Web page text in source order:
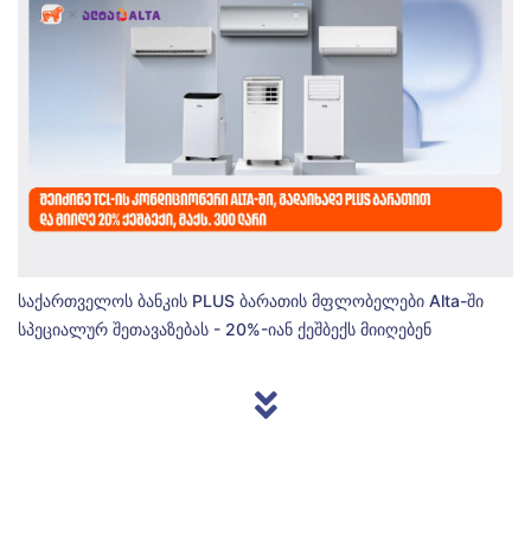
საქართველოს ბანკის PLUS ბარათის მფლობელები Alta-ში
სპეციალურ შეთავაზებას - 20%-იან ქეშბექს მიიღებენ